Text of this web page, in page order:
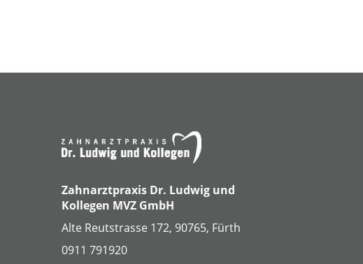
Zahnarztpraxis Dr. Ludwig und
Kollegen MVZ GmbH
Alte Reutstrasse 172, 90765, Fürth
0911 791920